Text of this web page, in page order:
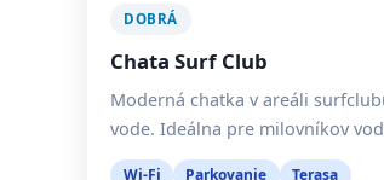
DOBRÁ
Chata Surf Club
Moderná chatka v areáli
vode. Ideálna pre milovníkov
Wi-Fi Parkovanie Terasa